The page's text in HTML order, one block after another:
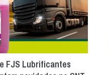
FJS Lubrificantes